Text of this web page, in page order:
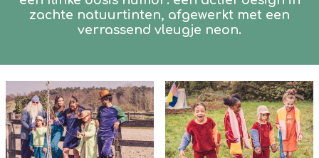
zachte natuurtinten, afgewerkt met een
verrassend vleugje neon.